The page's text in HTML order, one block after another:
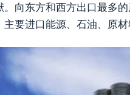
向东方和西方出口最多
要进口能源、石油、原材